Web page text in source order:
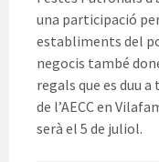
una participació
establiments del
negocis també
regals que es duu
de l’AECC en
serà el 5 de juliol.